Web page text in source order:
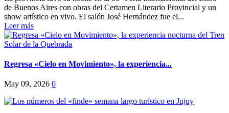
de Buenos Aires con obras del Certamen Literario Provincial y un
show artístico en vivo. El salón José Hernández fue el...
Leer más
Regresa «Cielo en Movimiento», la experiencia...
May 09, 2026 0